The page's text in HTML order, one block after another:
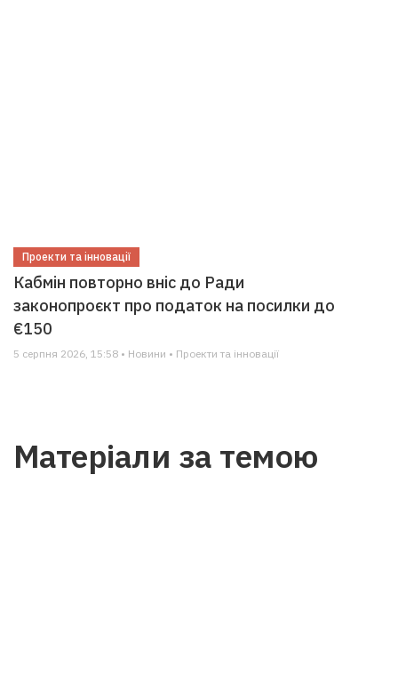
Проекти та інновації
Кабмін повторно вніс до Ради
законопроєкт про податок на посилки до
€150
5 серпня 2026, 15:58 • Новини • Проекти та інновації
Матеріали за темою